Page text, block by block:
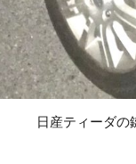
日産ティーダの